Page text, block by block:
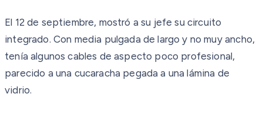
El 12 de septiembre, mostró a su jefe su circuito
integrado. Con media pulgada de largo y no muy ancho,
tenía algunos cables de aspecto poco profesional,
parecido a una cucaracha pegada a una lámina de
vidrio.